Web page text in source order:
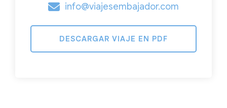
info@viajesembajador.com
DESCARGAR VIAJE EN PDF